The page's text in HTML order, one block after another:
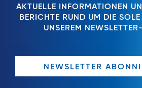
AKTUELLE INFORMATIONEN
BERICHTE RUND UM DIE SOLE
UNSEREM
NEWSLETTER